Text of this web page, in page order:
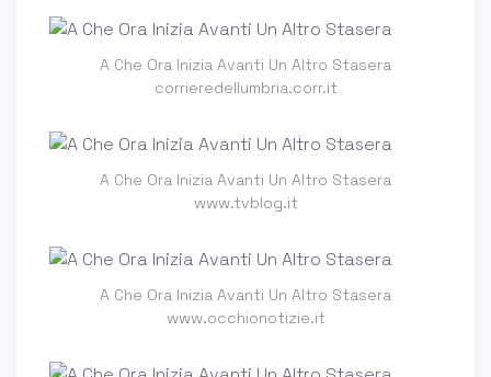
A Che Ora Inizia Avanti Un Altro Stasera
corrieredellumbria.corr.it
A Che Ora Inizia Avanti Un Altro Stasera
www.tvblog.it
A Che Ora Inizia Avanti Un Altro Stasera
www.occhionotizie.it